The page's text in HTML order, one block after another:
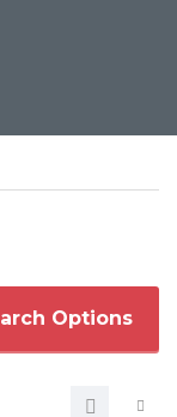
Options